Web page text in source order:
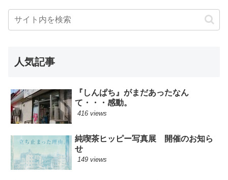
人気記事
『しんぱち』がまだあったなん
て・・・感動。
416 views
純喫茶ヒッピー写真展 開催のお知ら
せ
149 views